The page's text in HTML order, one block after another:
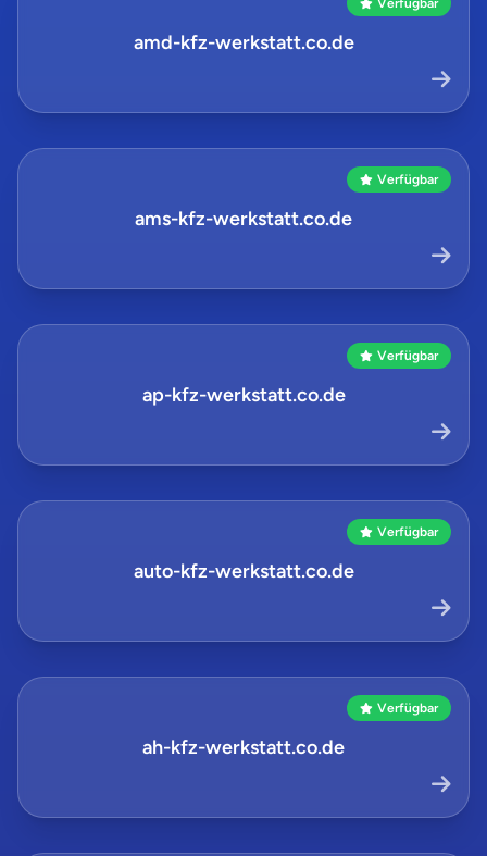
Verfügbar
amd-kfz-werkstatt.co.de
Verfügbar
ams-kfz-werkstatt.co.de
Verfügbar
ap-kfz-werkstatt.co.de
Verfügbar
auto-kfz-werkstatt.co.de
Verfügbar
ah-kfz-werkstatt.co.de